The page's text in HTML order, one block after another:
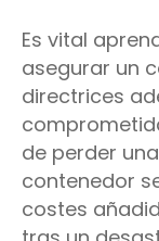
Es vital
asegurar un
directrices
de perder
contenedor
costes